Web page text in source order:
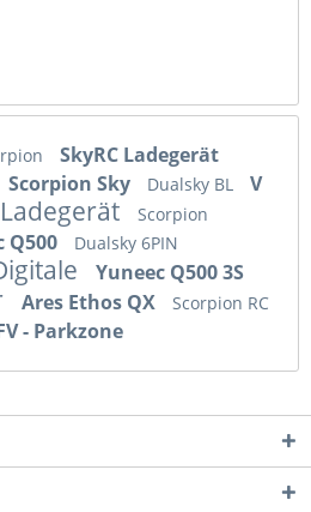
SkyRC Ladegerät
Scorpion Sky Dualsky BL
V
Ladegerät Scorpion
Q500 Dualsky 6PIN
Yuneec Q500 3S
Ares Ethos QX
Scorpion RC
- Parkzone